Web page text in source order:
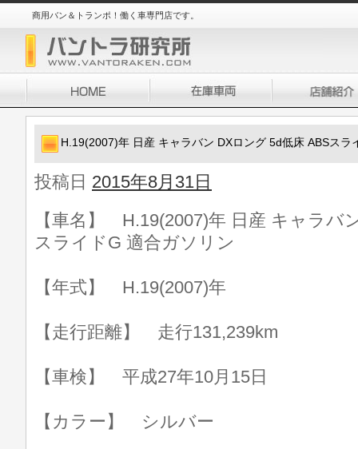
商用バン＆トランポ！働く車専門店です。
H.19(2007)年 日産 キャラバン DXロング 5d低床 ABSスラ
投稿日 2015年8月31日
【車名】 H.19(2007)年 日産 キャラバ
スライドG 適合ガソリン
【年式】 H.19(2007)年
【走行距離】 走行131,239km
【車検】 平成27年10月15日
【カラー】 シルバー